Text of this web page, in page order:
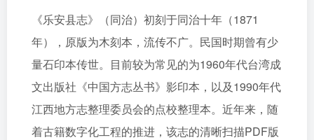
《乐安县志》（同治）初刻于同治十年（1871
年），原版为木刻本，流传不广。民国时期曾有少
量石印本传世。目前较为常见的为1960年代台湾成
文出版社《中国方志丛书》影印本，以及1990年代
江西地方志整理委员会的点校整理本。近年来，随
着古籍数字化工程的推进，该志的清晰扫描PDF版